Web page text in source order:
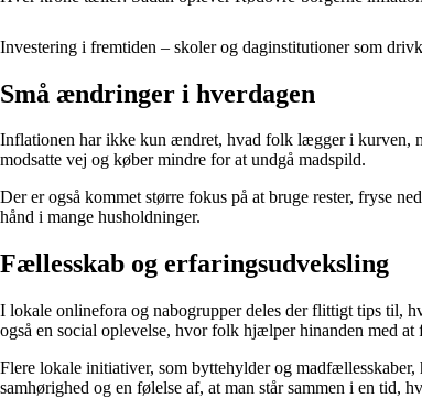
Investering i fremtiden – skoler og daginstitutioner som
Små ændringer i hverdagen
Inflationen har ikke kun ændret, hvad folk lægger i kurven,
modsatte vej og køber mindre for at undgå madspild.
Der er også kommet større fokus på at bruge rester, fryse
hånd i mange husholdninger.
Fællesskab og erfaringsudveksling
I lokale onlinefora og nabogrupper deles der flittigt tips til,
også en social oplevelse, hvor folk hjælper hinanden med at
Flere lokale initiativer, som byttehylder og
samhørighed og en følelse af, at man står sammen i en tid,